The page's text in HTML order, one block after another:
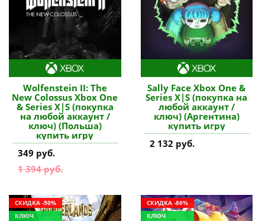
Wolfenstein II: The
New Colossus Xbox One
& Series X|S (покупка
на любой аккаунт /
ключ) (Польша)
купить игру
349 руб.
1 394 руб.
Sally Face Xbox One &
Series X|S (покупка на
любой аккаунт /
ключ) (Аргентина)
купить игру
2 132 руб.
СКИДКА -50%
КЛЮЧ
СКИДКА -86%
КЛЮЧ